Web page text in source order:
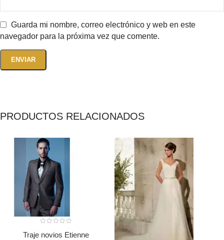
Guarda mi nombre, correo electrónico y web en este
navegador para la próxima vez que comente.
PRODUCTOS RELACIONADOS
Traje novios Etienne